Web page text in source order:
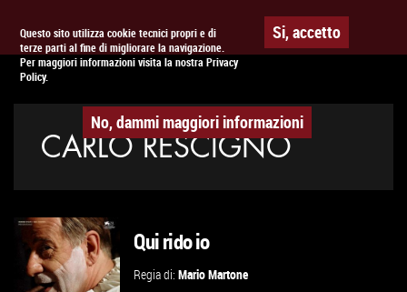
Questo sito utilizza cookie tecnici propri e di
terze parti al fine di migliorare la navigazione.
Per maggiori informazioni visita la nostra Privacy
Policy.
Si, accetto
No, dammi maggiori informazioni
APPUNTAMENTO AL CINEMA
CARLO RESCIGNO
Qui rido io
Regia di:Mario Martone